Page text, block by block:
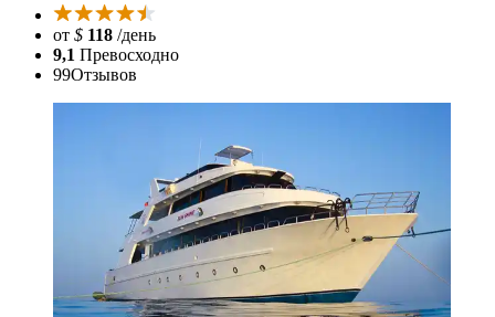
от $ 118 /день
9,1 Превосходно
99Отзывов